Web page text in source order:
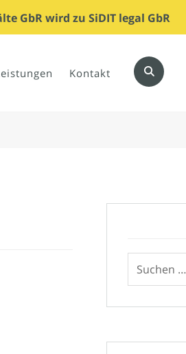
GbR wird zu SiDIT legal GbR
Kontakt